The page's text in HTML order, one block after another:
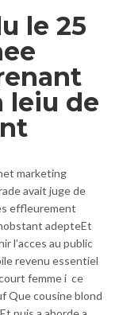
le 25
leiu de
marketing
avait juge de
effleurement
adepteEt
l’acces au public
revenu essentiel
femme i ce
Que cousine blond